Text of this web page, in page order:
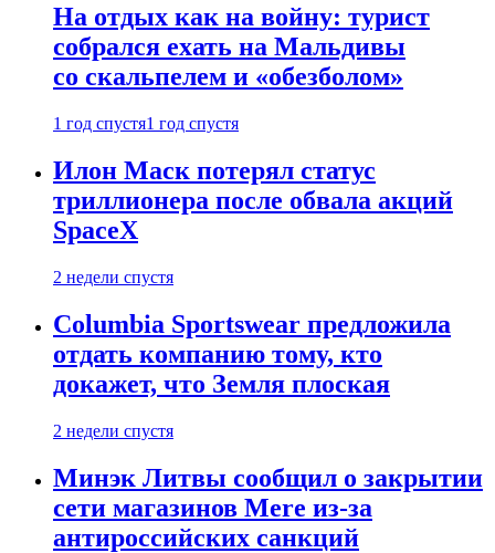
На отдых как на войну: турист
собрался ехать на Мальдивы
со скальпелем и «обезболом»
1 год спустя1 год спустя
Илон Маск потерял статус
триллионера после обвала акций
SpaceX
2 недели спустя
Columbia Sportswear предложила
отдать компанию тому, кто
докажет, что Земля плоская
2 недели спустя
Минэк Литвы сообщил о закрытии
сети магазинов Mere из-за
антироссийских санкций